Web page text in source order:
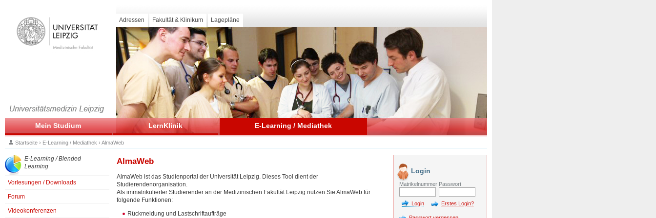
Adressen Fakultät & Klinikum Lagepläne
Mein Studium LernKlinik E-Learning / Mediathek
Startseite› E-Learning / Mediathek › AlmaWeb
E-Learning / Blended
Learning
Vorlesungen / Downloads
Forum
Videokonferenzen
AlmaWeb
AlmaWeb ist das Studienportal der Universität Leipzig. Dieses Tool dient der
Studierendenorganisation.
Als immatrikulierter Studierender an der Medizinischen Fakultät Leipzig nutzen Sie AlmaWeb für
folgende Funktionen:
Rückmeldung und Lastschriftaufträge
Login
Matrikelnummer Passwort
Erstes Login?